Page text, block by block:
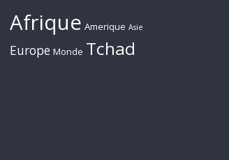
Afrique Amerique Asie
Europe Monde Tchad